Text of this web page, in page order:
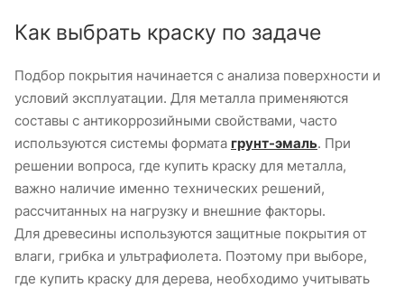
Как выбрать краску по задаче
Подбор покрытия начинается с анализа поверхности и
условий эксплуатации. Для металла применяются
составы с антикоррозийными свойствами, часто
используются системы формата грунт-эмаль. При
решении вопроса, где купить краску для металла,
важно наличие именно технических решений,
рассчитанных на нагрузку и внешние факторы.
Для древесины используются защитные покрытия от
влаги, грибка и ультрафиолета. Поэтому при выборе,
где купить краску для дерева, необходимо учитывать